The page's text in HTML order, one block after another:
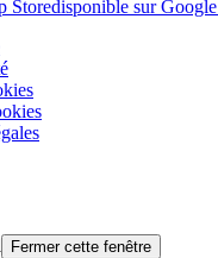
Storedisponible sur
Fermer cette fenêtre